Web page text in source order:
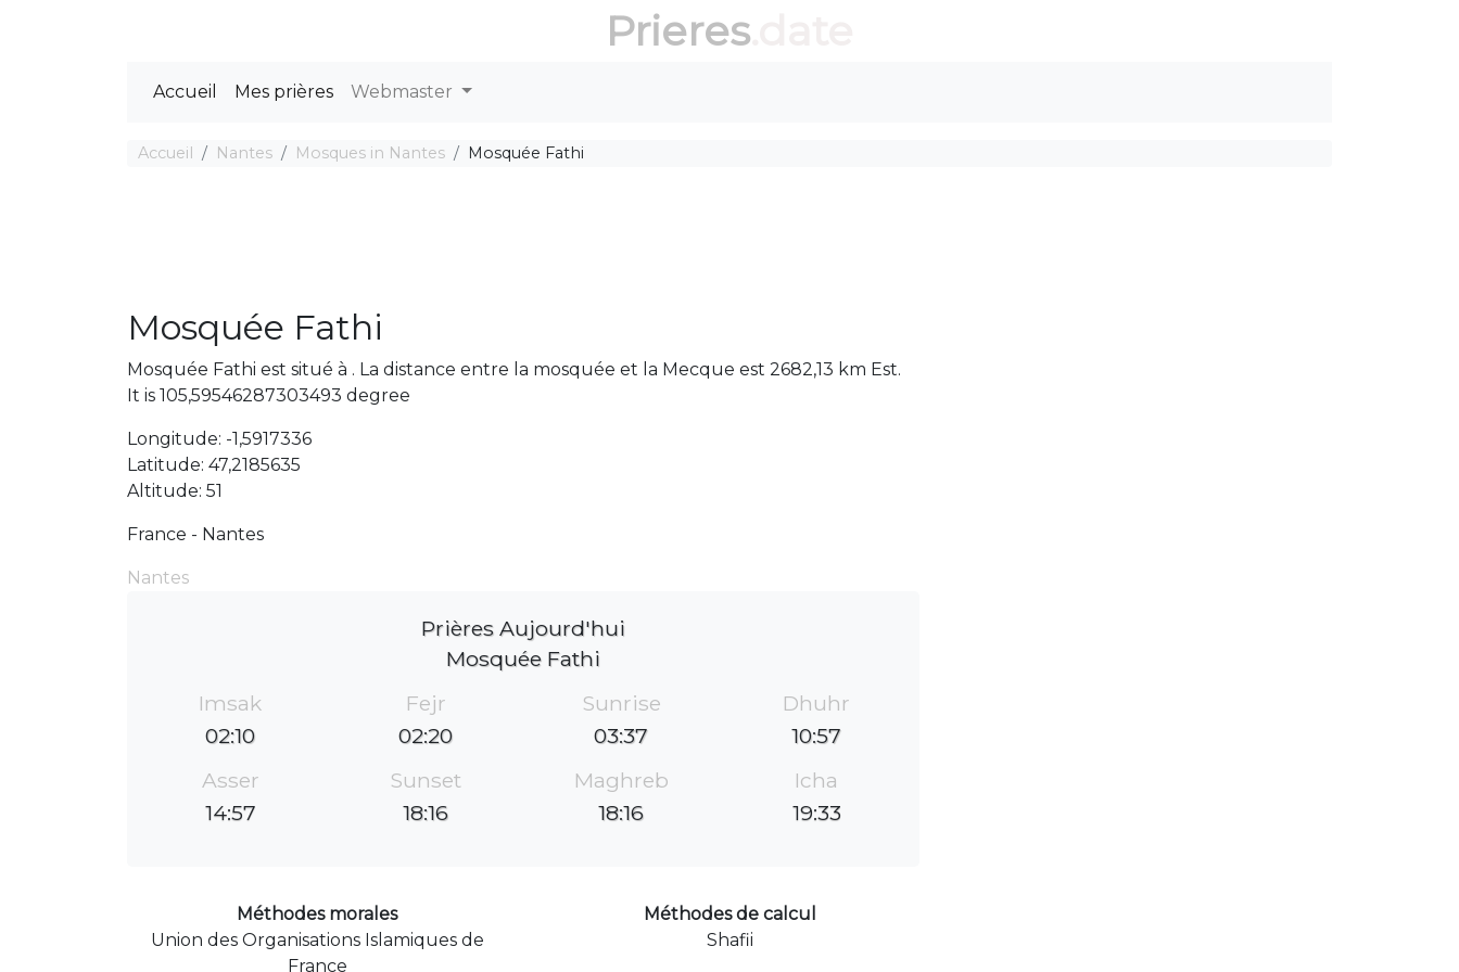
Prieres
Accueil Mes prières Webmaster
Accueil Nantes Mosques in Nantes Mosquée Fathi
Mosquée Fathi
Mosquée Fathi est situé à . La distance entre la mosquée et la Mecque est 2682,13 km Est.
It is 105,59546287303493 degree
Longitude: -1,5917336
Latitude: 47,2185635
Altitude: 51
France - Nantes
Nantes
Prières Aujourd'hui
Mosquée Fathi
Imsak
02:10
Fejr
02:20
Sunrise
03:37
Dhuhr
10:57
Asser
14:57
Sunset
18:16
Maghreb
18:16
Icha
19:33
Méthodes morales
Union des Organisations Islamiques de
France
Méthodes de calcul
Shafii